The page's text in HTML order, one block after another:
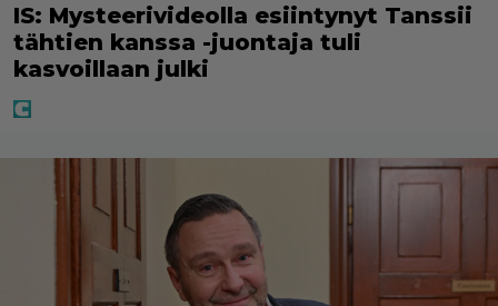
IS: Mysteerivideolla esiintynyt Tanssii
tähtien kanssa -juontaja tuli
kasvoillaan julki